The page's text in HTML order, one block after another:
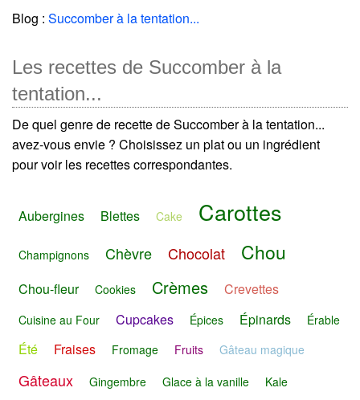
Blog : Succomber à la tentation...
Les recettes de Succomber à la
tentation...
De quel genre de recette de Succomber à la tentation...
avez-vous envie ? Choisissez un plat ou un ingrédient
pour voir les recettes correspondantes.
Aubergines Blettes Cake Carottes
Champignons Chèvre Chocolat Chou
Chou-fleur Cookies Crèmes Crevettes
Cuisine au Four Cupcakes Épices Épinards Érable
Été Fraises Fromage Fruits Gâteau magique
Gâteaux Gingembre Glace à la vanille Kale